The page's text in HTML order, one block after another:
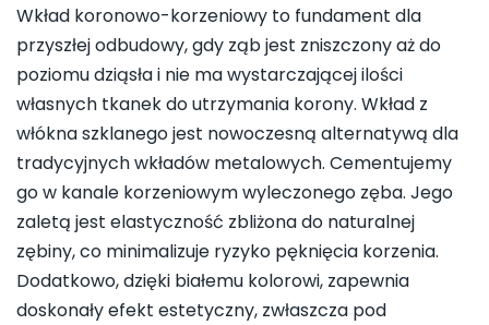
Wkład koronowo-korzeniowy to fundament dla
przyszłej odbudowy, gdy ząb jest zniszczony aż do
poziomu dziąsła i nie ma wystarczającej ilości
własnych tkanek do utrzymania korony. Wkład z
włókna szklanego jest nowoczesną alternatywą dla
tradycyjnych wkładów metalowych. Cementujemy
go w kanale korzeniowym wyleczonego zęba. Jego
zaletą jest elastyczność zbliżona do naturalnej
zębiny, co minimalizuje ryzyko pęknięcia korzenia.
Dodatkowo, dzięki białemu kolorowi, zapewnia
doskonały efekt estetyczny, zwłaszcza pod